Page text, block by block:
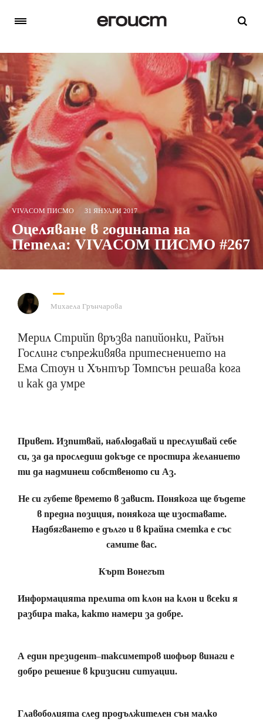
VIVACOM ПИСМО 31 ЯНУАРИ 2017
Оцеляване в годината на
Петела: VIVACOM ПИСМО #267
Михаела Грънчарова
Mерил Стрийп връзва папийонки, Райън
Гослинг съпреживява притеснението на
Ема Стоун и Хънтър Томпсън решава кога
и как да умре
Привет. Изпитвай, наблюдавай и преслушвай себе
си, за да проследиш докъде се простира желанието
ти да надминеш собственото си Аз.
Не си губете времето в завист. Понякога ще бъдете
в предна позиция, понякога ще изоставате.
Надбягването е дълго и в крайна сметка е със
самите вас.
Кърт Вонегът
Информацията прелита от клон на клон и всеки я
разбира така, както намери за добре.
А един президент–таксиметров шофьор винаги е
добро решение в кризисни ситуации.
Главоболията след продължителен сън малко